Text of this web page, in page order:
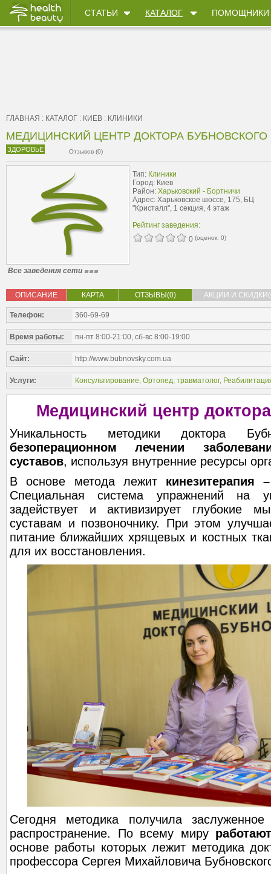
СТАТЬИ КАТАЛОГ ПОМОЩНИКИ
ГЛАВНАЯ : КАТАЛОГ : КИЕВ : КЛИНИКИ
МЕДИЦИНСКИЙ ЦЕНТР ДОКТОРА БУБНОВСКОГО
ЗДОРОВЬЕ Отзывов (0)
Тип: Клиники
Город: Киев
Район: Харьковский - Бортничи
Адрес: Харьковское шоссе, 175, БЦ
"Кристалл", 1 секция, 4 этаж
Рейтинг заведения:
0 (оценок: 0)
Все заведения сети
ОПИСАНИЕ КАРТА ОТЗЫВЫ(0) АКЦИИ И
Телефон: 360-69-69
Время работы: пн-пт 8:00-21:00, сб-вс 8:00-19:00
Сайт: http://www.bubnovsky.com.ua
Услуги: Консультирование, Ортопед, травматолог,
Медицинский центр
Уникальность методики доктора
безоперационном лечении
суставов, используя внутренние ресурсы
В основе метода лежит кинезитерапия
Специальная система упражнений на
задействует и активизирует глубокие
суставам и позвоночнику. При этом
питание ближайших хрящевых и костных
для их восстановления.
Сегодня методика получила
распространение. По всему миру
основе работы которых лежит методика
профессора Сергея Михайловича